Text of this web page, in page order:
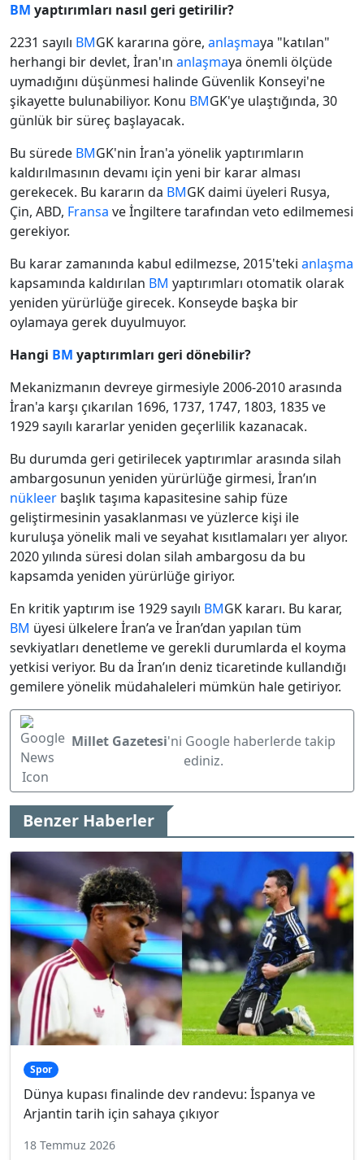
BM yaptırımları nasıl geri getirilir?
2231 sayılı BMGK kararına göre, anlaşmaya "katılan"
herhangi bir devlet, İran'ın anlaşmaya önemli ölçüde
uymadığını düşünmesi halinde Güvenlik Konseyi'ne
şikayette bulunabiliyor. Konu BMGK'ye ulaştığında, 30
günlük bir süreç başlayacak.
Bu sürede BMGK'nin İran'a yönelik yaptırımların
kaldırılmasının devamı için yeni bir karar alması
gerekecek. Bu kararın da BMGK daimi üyeleri Rusya,
Çin, ABD, Fransa ve İngiltere tarafından veto edilmemesi
gerekiyor.
Bu karar zamanında kabul edilmezse, 2015'teki anlaşma
kapsamında kaldırılan BM yaptırımları otomatik olarak
yeniden yürürlüğe girecek. Konseyde başka bir
oylamaya gerek duyulmuyor.
Hangi BM yaptırımları geri dönebilir?
Mekanizmanın devreye girmesiyle 2006-2010 arasında
İran'a karşı çıkarılan 1696, 1737, 1747, 1803, 1835 ve
1929 sayılı kararlar yeniden geçerlilik kazanacak.
Bu durumda geri getirilecek yaptırımlar arasında silah
ambargosunun yeniden yürürlüğe girmesi, İran’ın
nükleer başlık taşıma kapasitesine sahip füze
geliştirmesinin yasaklanması ve yüzlerce kişi ile
kuruluşa yönelik mali ve seyahat kısıtlamaları yer alıyor.
2020 yılında süresi dolan silah ambargosu da bu
kapsamda yeniden yürürlüğe giriyor.
En kritik yaptırım ise 1929 sayılı BMGK kararı. Bu karar,
BM üyesi ülkelere İran’a ve İran’dan yapılan tüm
sevkiyatları denetleme ve gerekli durumlarda el koyma
yetkisi veriyor. Bu da İran’ın deniz ticaretinde kullandığı
gemilere yönelik müdahaleleri mümkün hale getiriyor.
Millet Gazetesi'ni Google haberlerde takip
ediniz.
Benzer Haberler
Spor
Dünya kupası finalinde dev randevu: İspanya ve
Arjantin tarih için sahaya çıkıyor
18 Temmuz 2026